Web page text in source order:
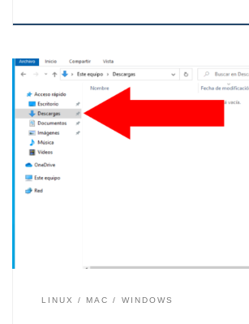
Según el navegador Web que uses, al
descarga de un archivo deberás:
Internet Explorer En la parte inferior de
explorador, selecciona Ejecutar o
esquina inferior izquierda, haz clic en el
LINUX MAC WINDOWS